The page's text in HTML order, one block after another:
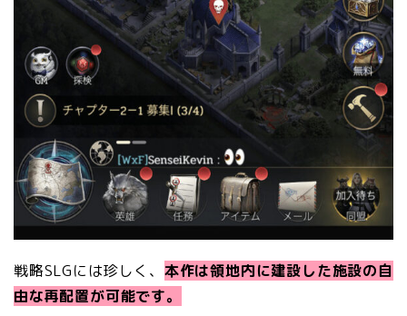
戦略SLGには珍しく、 本作は領地内に建設した施設の自
由な再配置が可能です。